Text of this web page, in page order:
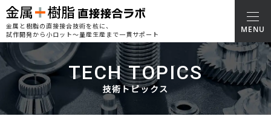
金属と樹脂の直接接合技術を核に、
試作開発から小ロット～量産生産まで一貫サポート
TECH TOPICS
技術トピックス